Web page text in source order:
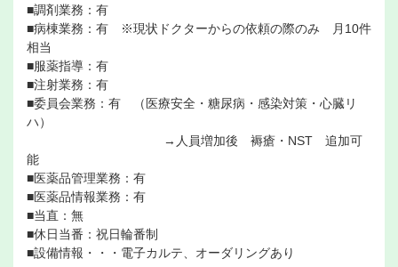
■調剤業務：有
■病棟業務：有 ※現状ドクターからの依頼の際のみ 月10件
相当
■服薬指導：有
■注射業務：有
■委員会業務：有 （医療安全・糖尿病・感染対策・心臓リ
ハ）
→人員増加後 褥瘡・NST 追加可
能
■医薬品管理業務：有
■医薬品情報業務：有
■当直：無
■休日当番：祝日輪番制
■設備情報・・・電子カルテ、オーダリングあり